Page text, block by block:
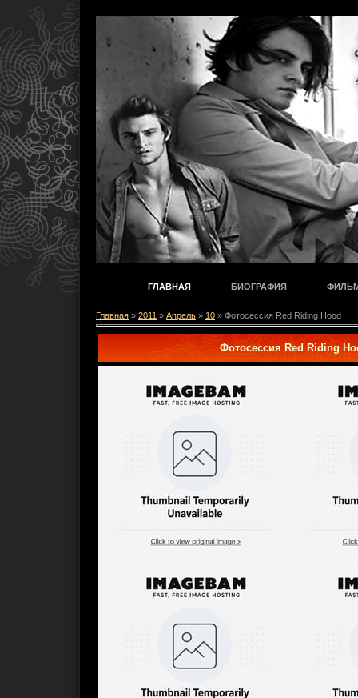
ГЛАВНАЯ БИОГРАФИЯ
Главная » 2011 » Апрель » 10 » Фотосессия Red Riding Hood
Фотосессия Red Riding